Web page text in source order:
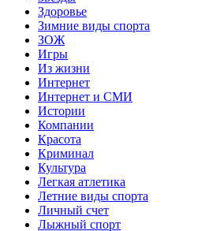
Здоровье
Зимние виды спорта
ЗОЖ
Игры
Из жизни
Интернет
Интернет и СМИ
Истории
Компании
Красота
Криминал
Культура
Легкая атлетика
Летние виды спорта
Личный счет
Лыжный спорт